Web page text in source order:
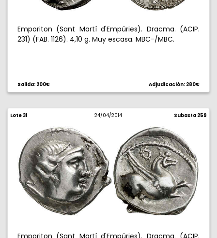
Emporiton (Sant Martí d'Empúries). Dracma. (ACIP.
231) (FAB. 1126). 4,10 g. Muy escasa. MBC-/MBC.
Salida: 200€ Adjudicación: 280€
Lote 31 24/04/2014 Subasta 259
Emporiton (Sant Martí d'Empúries). Dracma. (ACIP.